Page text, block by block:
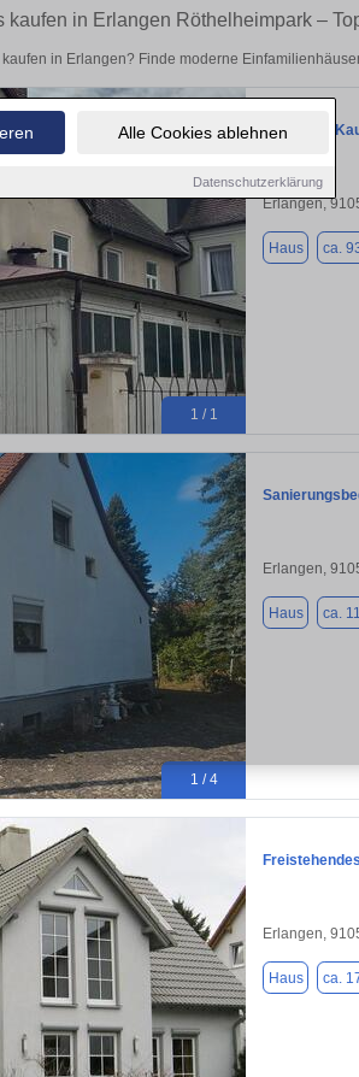
Alle Cookies ablehnen
Datenschutzerklärung
kaufen in Erlangen Röthelheimpark –
in Erlangen? Finde moderne
1 / 1
Haus zum
Erlangen,
Haus ca.
1 / 4
Erlangen,
Haus ca.
Erlangen,
Haus ca.